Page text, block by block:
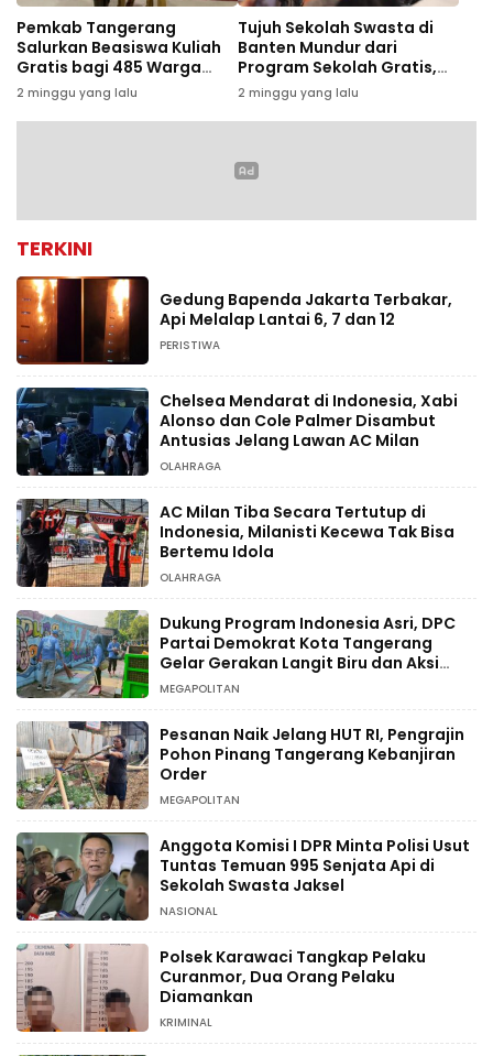
Pemkab Tangerang
Salurkan Beasiswa Kuliah
Gratis bagi 485 Warga
Kurang Mampu
2 minggu yang lalu
Tujuh Sekolah Swasta di
Banten Mundur dari
Program Sekolah Gratis,
Diduga Terkendala Biaya
Operasional
2 minggu yang lalu
TERKINI
Gedung Bapenda Jakarta Terbakar,
Api Melalap Lantai 6, 7 dan 12
PERISTIWA
Chelsea Mendarat di Indonesia, Xabi
Alonso dan Cole Palmer Disambut
Antusias Jelang Lawan AC Milan
OLAHRAGA
AC Milan Tiba Secara Tertutup di
Indonesia, Milanisti Kecewa Tak Bisa
Bertemu Idola
OLAHRAGA
Dukung Program Indonesia Asri, DPC
Partai Demokrat Kota Tangerang
Gelar Gerakan Langit Biru dan Aksi
Tanam Pohon
MEGAPOLITAN
Pesanan Naik Jelang HUT RI, Pengrajin
Pohon Pinang Tangerang Kebanjiran
Order
MEGAPOLITAN
Anggota Komisi I DPR Minta Polisi Usut
Tuntas Temuan 995 Senjata Api di
Sekolah Swasta Jaksel
NASIONAL
Polsek Karawaci Tangkap Pelaku
Curanmor, Dua Orang Pelaku
Diamankan
KRIMINAL